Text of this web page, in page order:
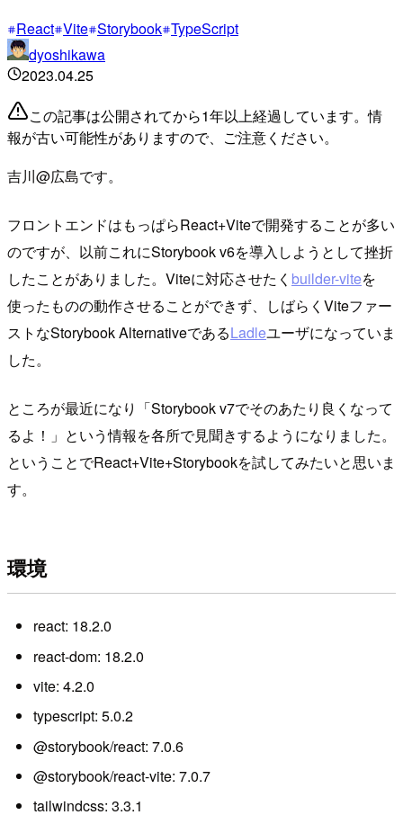
React Vite Storybook TypeScript
dyoshikawa
2023.04.25
この記事は公開されてから1年以上経過しています。情
報が古い可能性がありますので、ご注意ください。
吉川@広島です。
フロントエンドはもっぱらReact+Viteで開発することが多い
のですが、以前これにStorybook v6を導入しようとして挫折
したことがありました。Viteに対応させたく builder-viteを
使ったものの動作させることができず、しばらくViteファー
ストなStorybook AlternativeであるLadleユーザになっていま
した。
ところが最近になり「Storybook v7でそのあたり良くなって
るよ！」という情報を各所で見聞きするようになりました。
ということでReact+Vite+Storybookを試してみたいと思いま
す。
環境
react: 18.2.0
react-dom: 18.2.0
vite: 4.2.0
typescript: 5.0.2
@storybook/react: 7.0.6
@storybook/react-vite: 7.0.7
tailwindcss: 3.3.1